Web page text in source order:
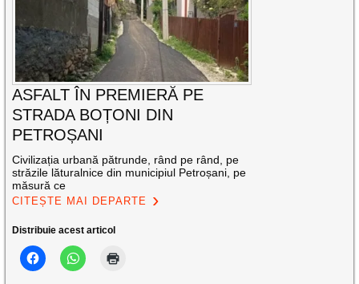
ASFALT ÎN PREMIERĂ PE
STRADA BOȚONI DIN
PETROȘANI
Civilizația urbană pătrunde, rând pe rând, pe
străzile lăturalnice din municipiul Petroșani, pe
măsură ce
CITEȘTE MAI DEPARTE
Distribuie acest articol